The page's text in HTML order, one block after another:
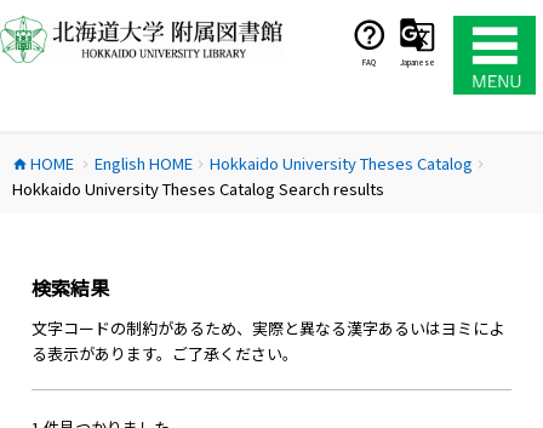
ン
テ
ス
キ
FAQ Japanese
home HOME chevron_right English HOMEchevron_right Hokkaido University Theses Catalog chevron_right
Hokkaido University Theses Catalog Search results
検索結果
文字コードの制約があるため、実際と異なる漢字あるいはヨミによ
る表示があります。ご了承ください。